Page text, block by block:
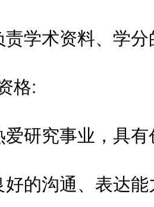
术资料、学分
格:
究事业，具有
沟通、表达能